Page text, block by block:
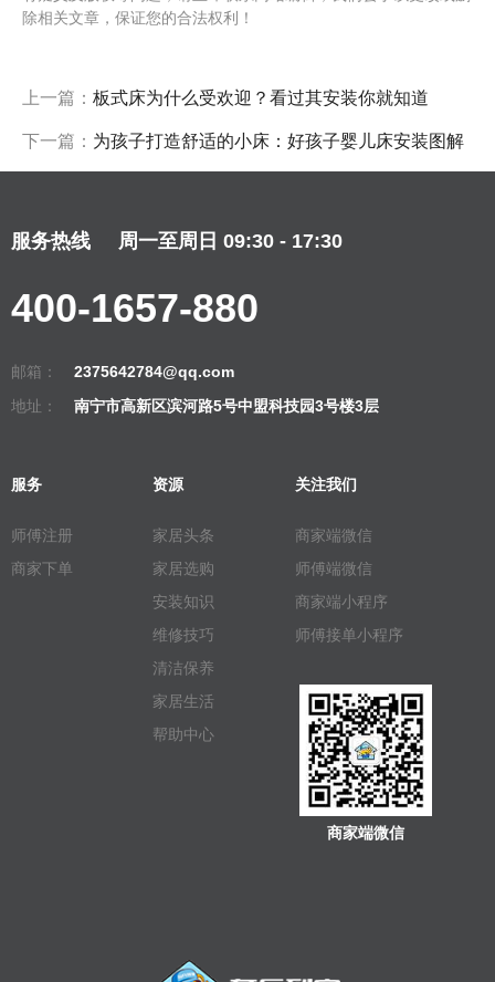
除相关文章，保证您的合法权利！
上一篇： 板式床为什么受欢迎？看过其安装你就知道
下一篇： 为孩子打造舒适的小床：好孩子婴儿床安装图解
服务热线 周一至周日 09:30 - 17:30
400-1657-880
邮箱：
2375642784@qq.com
地址：
南宁市高新区滨河路5号中盟科技园3号楼3层
服务
师傅注册
商家下单
资源
家居头条
家居选购
安装知识
维修技巧
清洁保养
家居生活
帮助中心
关注我们
商家端微信
师傅端微信
商家端小程序
师傅接单小程序
商家端微信